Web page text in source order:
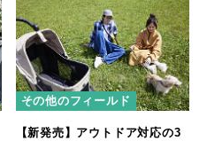
その他のフィールド
【新発売】アウトドア対応の3